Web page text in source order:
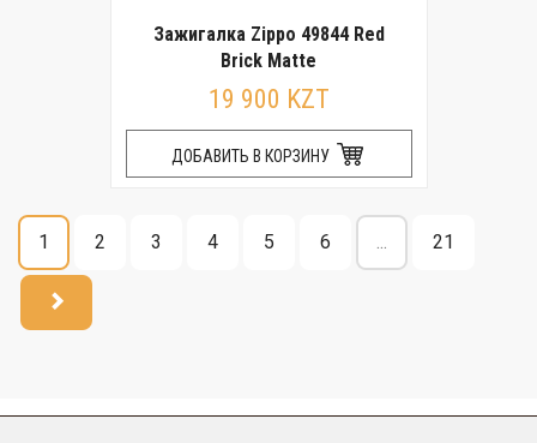
Зажигалка Zippo 49844 Red
Brick Matte
19 900 KZT
ДОБАВИТЬ В КОРЗИНУ
1 2 3 4 5 6 ... 21